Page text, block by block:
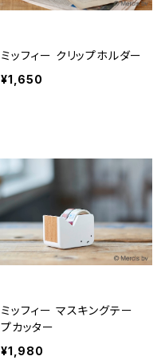
ミッフィー クリップホルダー
¥1,650
ミッフィー マスキングテー
プカッター
¥1,980